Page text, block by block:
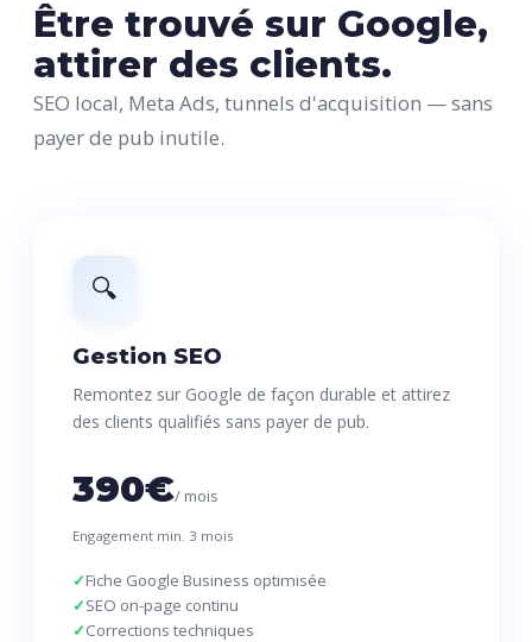
Être trouvé sur Google,
attirer des clients.
SEO local, Meta Ads, tunnels d'acquisition — sans
payer de pub inutile.
🔍
Gestion SEO
Remontez sur Google de façon durable et attirez
des clients qualifiés sans payer de pub.
390€/ mois
Engagement min. 3 mois
Fiche Google Business optimisée
SEO on-page continu
Corrections techniques